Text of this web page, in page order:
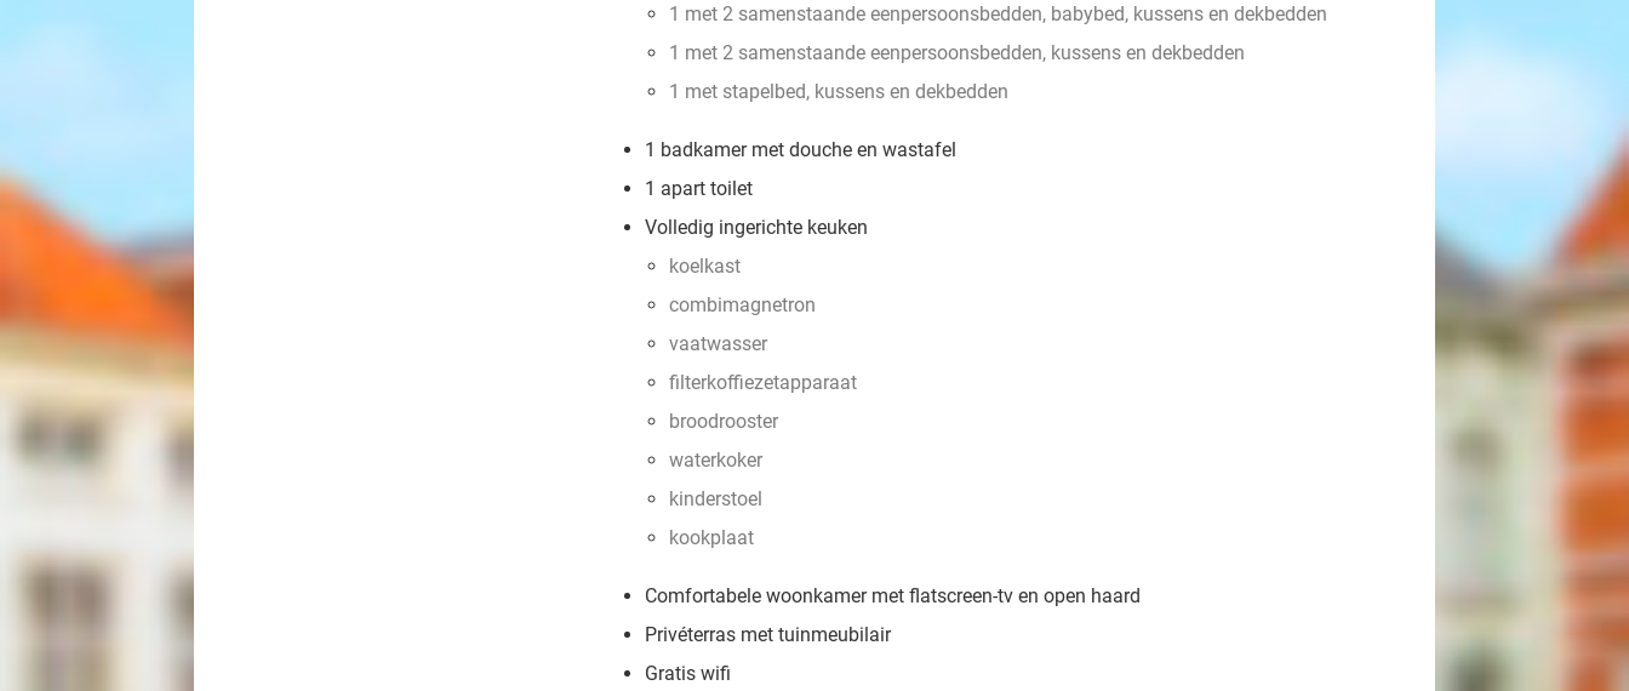
1 met 2 samenstaande eenpersoonsbedden, babybed, kussens en dekbedden
1 met 2 samenstaande eenpersoonsbedden, kussens en dekbedden
1 met stapelbed, kussens en dekbedden
1 badkamer met douche en wastafel
1 apart toilet
Volledig ingerichte keuken
koelkast
combimagnetron
vaatwasser
filterkoffiezetapparaat
broodrooster
waterkoker
kinderstoel
kookplaat
Comfortabele woonkamer met flatscreen-tv en open haard
Privéterras met tuinmeubilair
Gratis wifi